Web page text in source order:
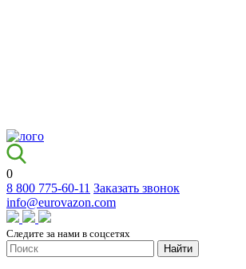
0
8 800 775-60-11 Заказать звонок
info@eurovazon.com
Следите за нами в соцсетях
Найти